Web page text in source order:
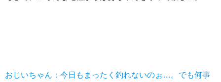
おじいちゃん：今日もまったく釣れないのぉ…。でも何事